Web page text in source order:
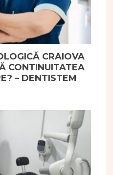
CRAIOVA
CONTINUITATEA
– DENTISTEM